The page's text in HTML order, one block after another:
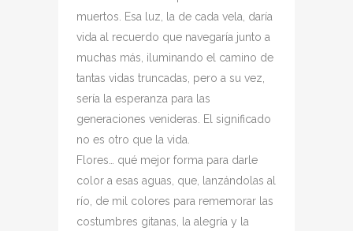
muertos. Esa luz, la de cada vela, daría
vida al recuerdo que navegaría junto a
muchas más, iluminando el camino de
tantas vidas truncadas, pero a su vez,
sería la esperanza para las
generaciones venideras. El significado
no es otro que la vida.
Flores… qué mejor forma para darle
color a esas aguas, que, lanzándolas al
río, de mil colores para rememorar las
costumbres gitanas, la alegría y la